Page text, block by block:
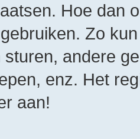
Hoe dan
Zo
andere
enz. Het
aan!